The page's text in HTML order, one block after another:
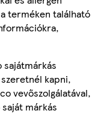
terméken található
sajátmárkás
kapni,
vevőszolgálatával,
márkás